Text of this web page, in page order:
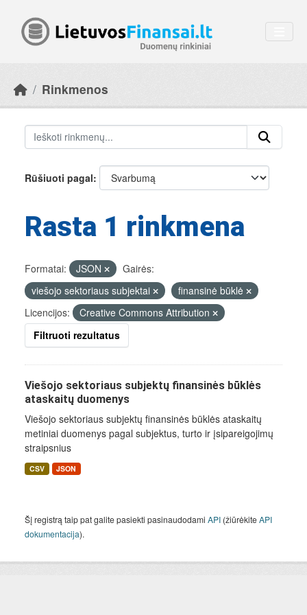
Rinkmenos
Rūšiuoti pagal
Rasta 1 rinkmena
Formatai: JSON
Gairės:
viešojo sektoriaus subjektai
finansinė būklė
Licencijos:
Creative Commons Attribution
Filtruoti rezultatus
Viešojo sektoriaus subjektų finansinės būklės
ataskaitų duomenys
Viešojo sektoriaus subjektų finansinės būklės ataskaitų
metiniai duomenys pagal subjektus, turto ir įsipareigojimų
straipsnius
CSV JSON
Šį registrą taip pat galite pasiekti pasinaudodami API (žiūrėkiteAPI
dokumentacija).